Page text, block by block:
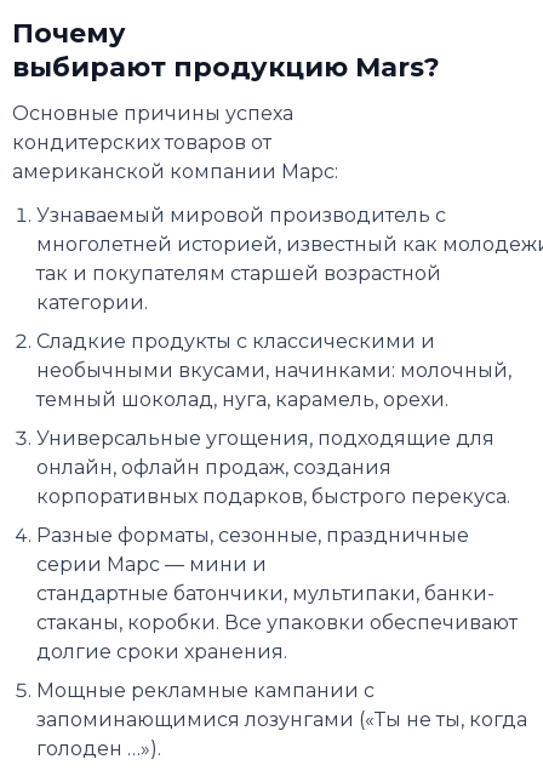
Почему
выбирают продукцию Mars?
Основные причины успеха
кондитерских товаров от
американской компании Марс:
Узнаваемый мировой производитель с
многолетней историей, известный как
так и покупателям старшей возрастной
категории.
Сладкие продукты с классическими и
необычными вкусами, начинками: молочный,
темный шоколад, нуга, карамель, орехи.
Универсальные угощения, подходящие для
онлайн, офлайн продаж, создания
корпоративных подарков, быстрого перекуса.
Разные форматы, сезонные, праздничные
серии Марс — мини и
стандартные батончики, мультипаки, банки-
стаканы, коробки. Все упаковки обеспечивают
долгие сроки хранения.
Мощные рекламные кампании с
запоминающимися лозунгами («Ты не ты, когда
голоден …»).